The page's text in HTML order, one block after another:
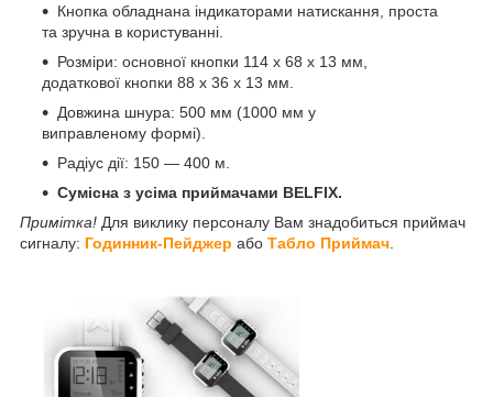
Кнопка обладнана індикаторами натискання, проста
та зручна в користуванні.
Розміри: основної кнопки 114 х 68 х 13 мм,
додаткової кнопки 88 х 36 х 13 мм.
Довжина шнура: 500 мм (1000 мм у
виправленому формі).
Радіус дії: 150 — 400 м.
Сумісна з усіма приймачами BELFIX.
Примітка! Для виклику персоналу Вам знадобиться приймач
сигналу: Годинник-Пейджер або Табло Приймач